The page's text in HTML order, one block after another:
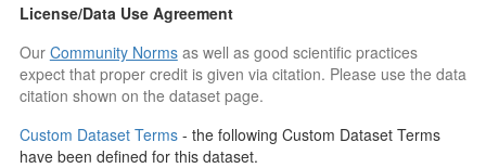
License/Data Use Agreement
Our Community Normsas well as good scientific practices
expect that proper credit is given via citation. Please use the data
citation shown on the dataset page.
Custom Dataset Terms - the following Custom Dataset Terms
have been defined for this dataset.